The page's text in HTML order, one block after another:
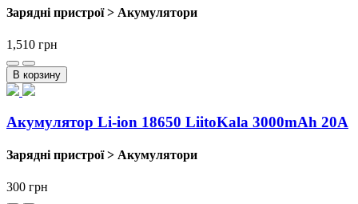
Зарядні пристрої > Акумулятори
1,510 грн
В корзину
Акумулятор Li-ion 18650 LiitoKala 3000mAh 20A
Зарядні пристрої > Акумулятори
300 грн